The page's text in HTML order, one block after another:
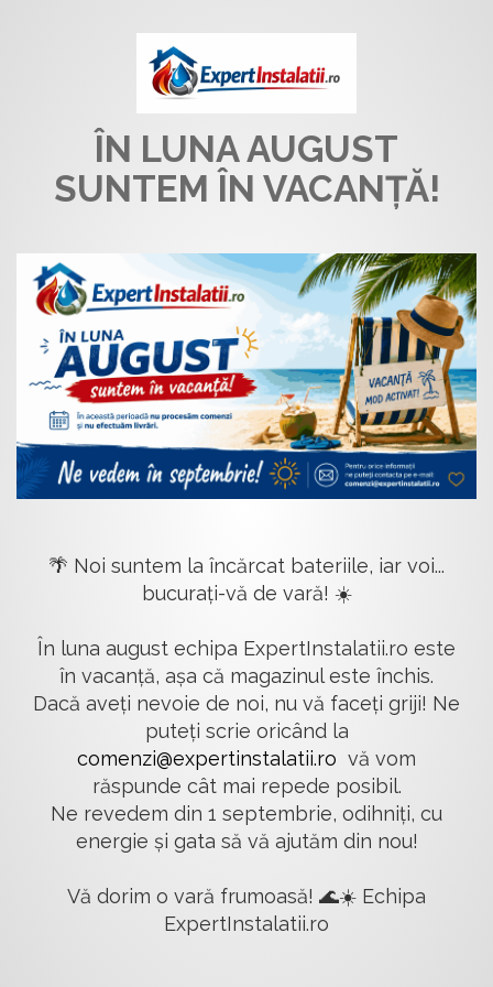
ÎN LUNA AUGUST
SUNTEM ÎN VACANȚĂ!
🌴 Noi suntem la încărcat bateriile, iar voi...
bucurați-vă de vară! ☀️
În luna august echipa ExpertInstalatii.ro este
în vacanță, așa că magazinul este închis.
Dacă aveți nevoie de noi, nu vă faceți griji! Ne
puteți scrie oricând la
comenzi@expertinstalatii.ro vă vom
răspunde cât mai repede posibil.
Ne revedem din 1 septembrie, odihniți, cu
energie și gata să vă ajutăm din nou!
Vă dorim o vară frumoasă! 🌊☀️ Echipa
ExpertInstalatii.ro